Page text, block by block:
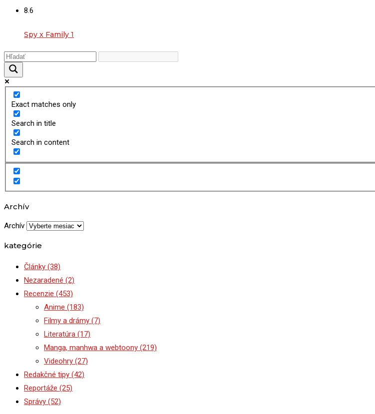
8.6
Spy x Family 1
Exact matches only
Search in title
Search in content
Archív
Archív
kategórie
Články (38)
Nezaradené (2)
Recenzie (453)
Anime (183)
Filmy a drámy (7)
Literatúra (17)
Manga, manhwa a webtoony (219)
Videohry (27)
Redakčné tipy (42)
Reportáže (25)
Správy (52)